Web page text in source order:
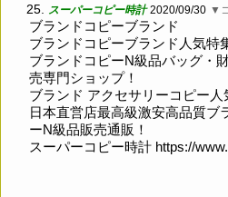
25. スーパーコピー時計 2020/09/30 ▼
ブランドコピーブランド
ブランドコピーブランド人気特
ブランドコピーN級品バッグ・
売専門ショップ！
ブランド アクセサリーコピー人
日本直営店最高級激安高品質ブ
ーN級品販売通販！
スーパーコピー時計 https://